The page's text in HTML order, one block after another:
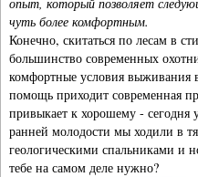
чуть более комфортным.
Конечно, скитаться по лесам в
большинство современных
комфортные условия выживания
помощь приходит современная
привыкает к хорошему - сегодня
ранней молодости мы ходили в
геологическими спальниками и
тебе на самом деле нужно?